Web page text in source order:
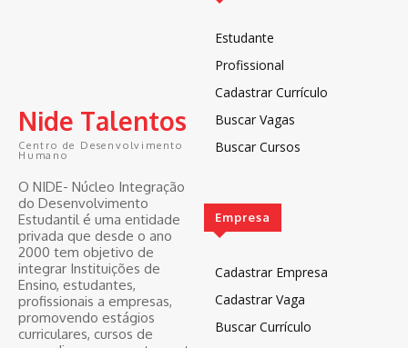
Nide Talentos
Centro de Desenvolvimento
Humano
O NIDE- Núcleo Integração
do Desenvolvimento
Estudantil é uma entidade
privada que desde o ano
2000 tem objetivo de
integrar Instituições de
Ensino, estudantes,
profissionais a empresas,
promovendo estágios
curriculares, cursos de
Estudante
Profissional
Cadastrar Currículo
Buscar Vagas
Buscar Cursos
Empresa
Cadastrar Empresa
Cadastrar Vaga
Buscar Currículo